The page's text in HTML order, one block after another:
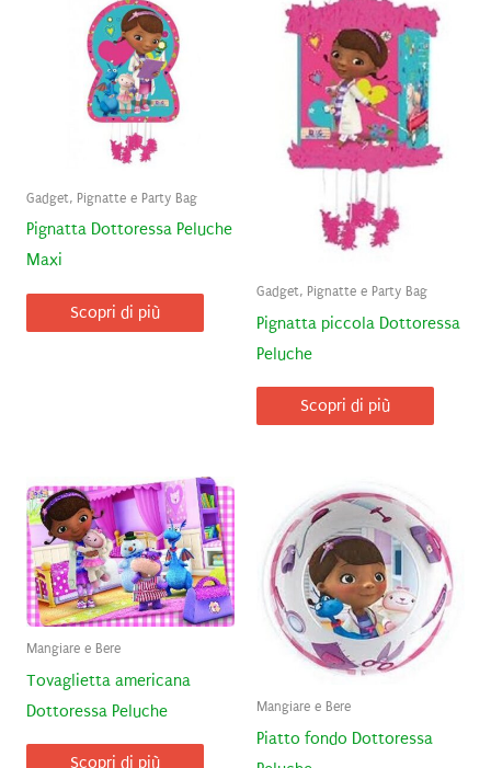
Gadget, Pignatte e Party Bag
Pignatta Dottoressa Peluche
Maxi
Scopri di più
Gadget, Pignatte e Party Bag
Pignatta piccola Dottoressa
Peluche
Scopri di più
Mangiare e Bere
Tovaglietta americana
Dottoressa Peluche
Scopri di più
Mangiare e Bere
Piatto fondo Dottoressa